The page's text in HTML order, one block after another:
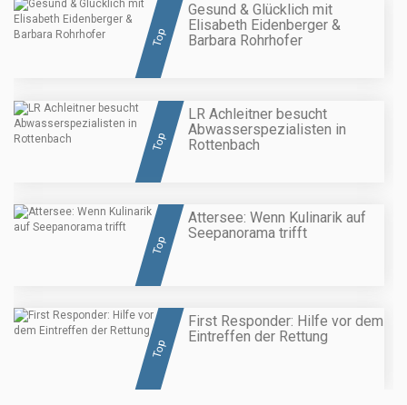
Top
Gesund & Glücklich mit
Elisabeth Eidenberger &
Barbara Rohrhofer
Top
LR Achleitner besucht
Abwasserspezialisten in
Rottenbach
Top
Attersee: Wenn Kulinarik auf
Seepanorama trifft
Top
First Responder: Hilfe vor dem
Eintreffen der Rettung